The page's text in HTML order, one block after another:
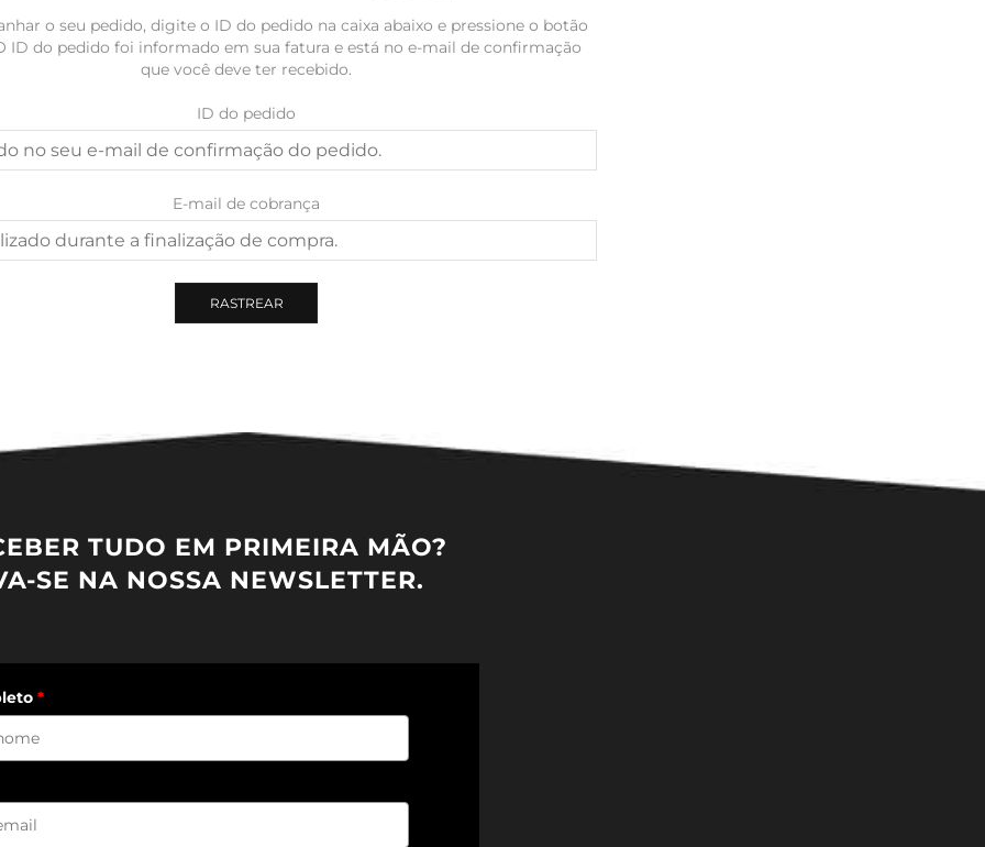
o seu pedido, digite o ID do pedido na caixa abaixo e pressione o botão
ID do pedido foi informado em sua fatura e está no e-mail de confirmação
que você deve ter recebido.
ID do pedido
E-mail de cobrança
RASTREAR
TUDO EM PRIMEIRA MÃO?
SE NA NOSSA NEWSLETTER.
*